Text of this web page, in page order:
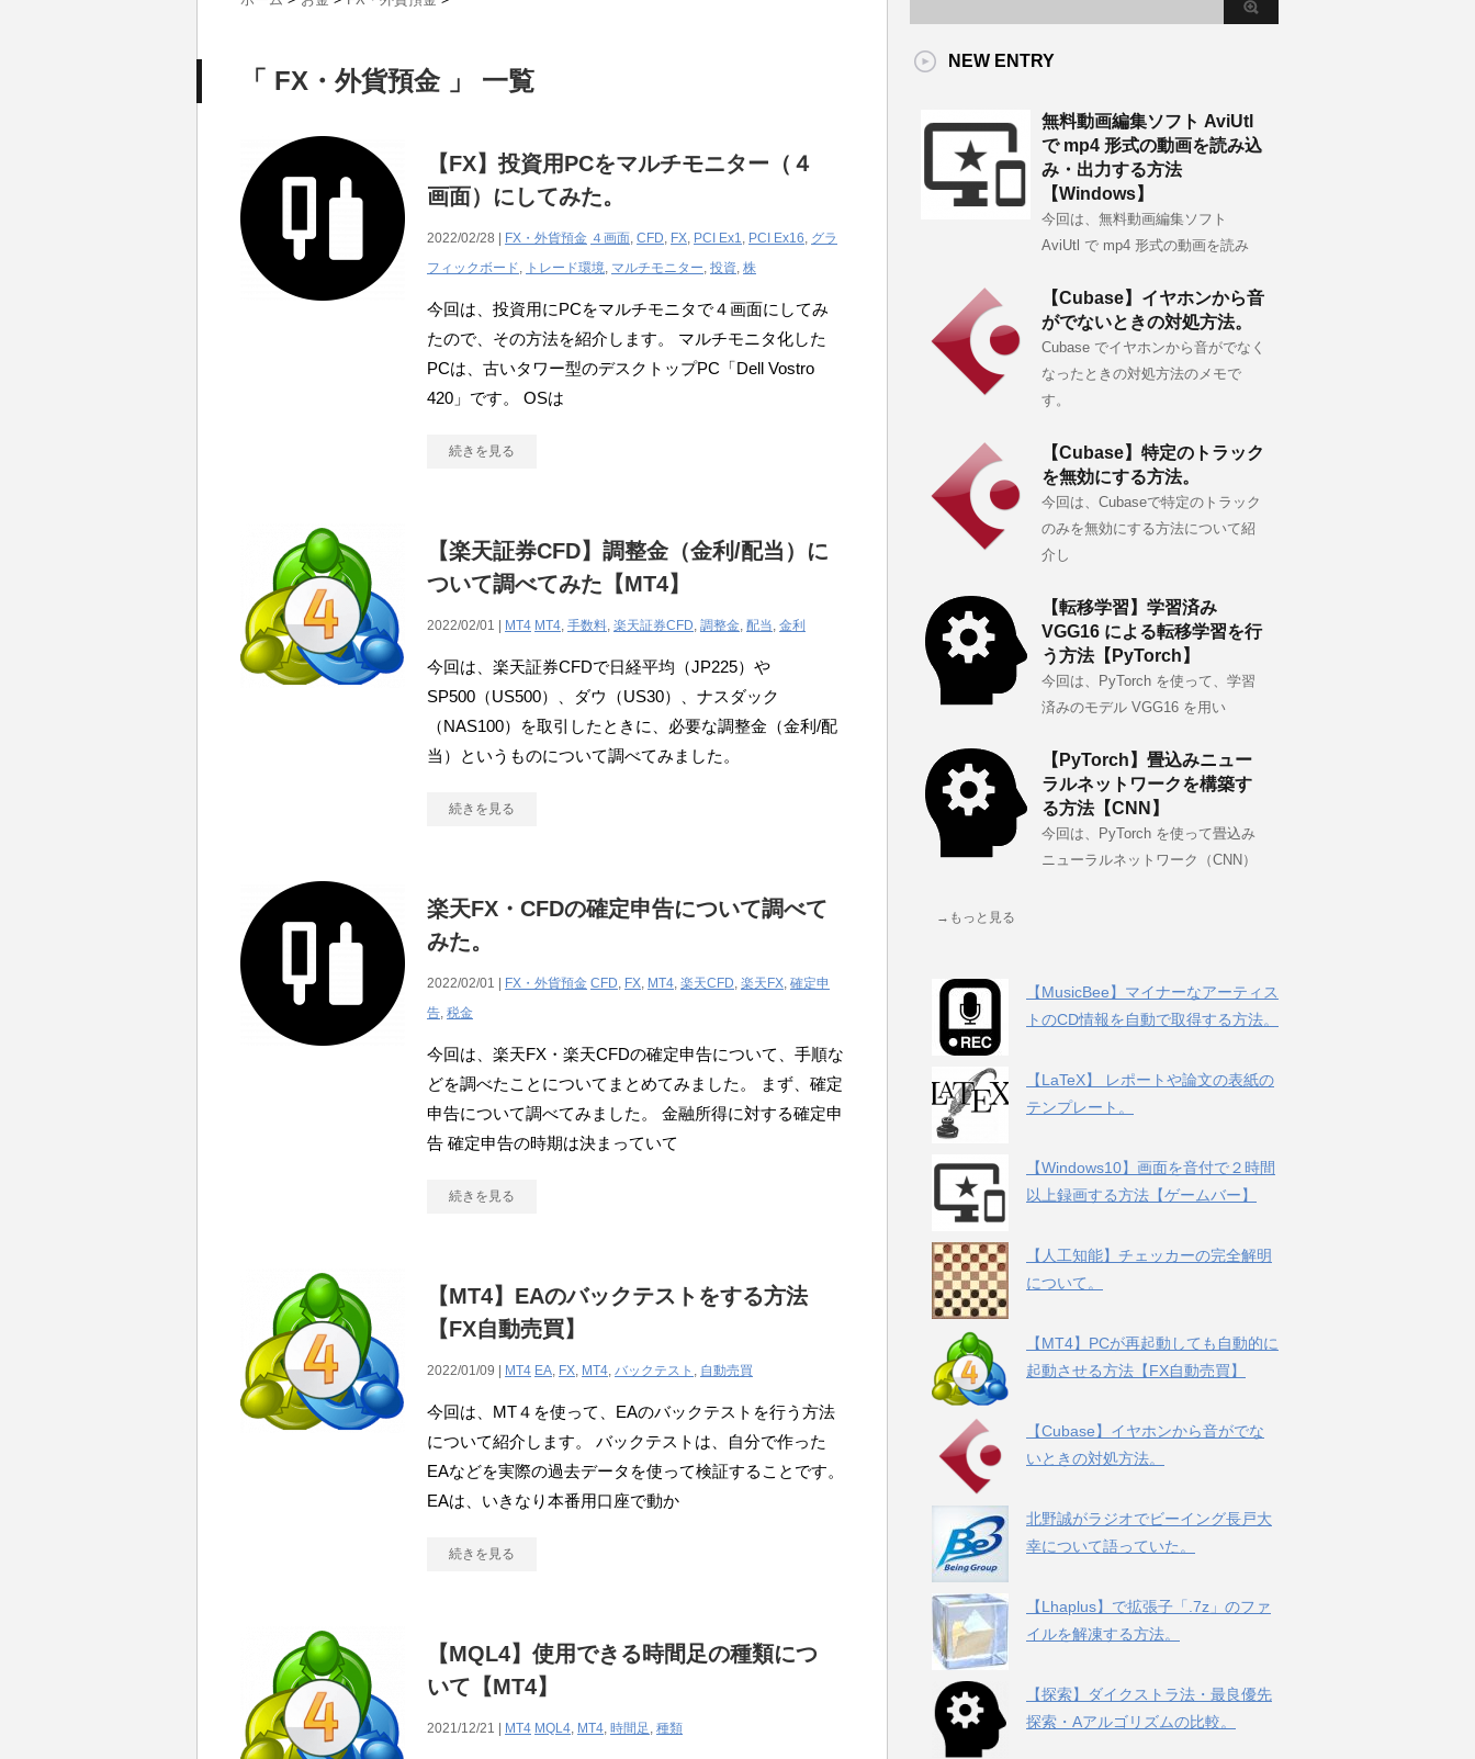
「 FX・外貨預金 」 一覧
【FX】投資用PCをマルチモニター（４
画面）にしてみた。
2022/02/28 | FX・外貨預金 ４画面, CFD, FX, PCI Ex1, PCI Ex16, グラ
フィックボード, トレード環境, マルチモニター, 投資, 株
今回は、投資用にPCをマルチモニタで４画面にしてみ
たので、その方法を紹介します。 マルチモニタ化した
PCは、古いタワー型のデスクトップPC「Dell Vostro
420」です。 OSは
続きを見る
【楽天証券CFD】調整金（金利/配当）に
ついて調べてみた【MT4】
2022/02/01 | MT4 MT4, 手数料, 楽天証券CFD, 調整金, 配当, 金利
今回は、楽天証券CFDで日経平均（JP225）や
SP500（US500）、ダウ（US30）、ナスダック
（NAS100）を取引したときに、必要な調整金（金利/配
当）というものについて調べてみました。
続きを見る
楽天FX・CFDの確定申告について調べて
みた。
2022/02/01 | FX・外貨預金 CFD, FX, MT4, 楽天CFD, 楽天FX, 確定申
告, 税金
今回は、楽天FX・楽天CFDの確定申告について、手順な
どを調べたことについてまとめてみました。 まず、確定
申告について調べてみました。 金融所得に対する確定申
告 確定申告の時期は決まっていて
続きを見る
【MT4】EAのバックテストをする方法
【FX自動売買】
2022/01/09 | MT4 EA, FX, MT4, バックテスト , 自動売買
今回は、MT４を使って、EAのバックテストを行う方法
について紹介します。 バックテストは、自分で作った
EAなどを実際の過去データを使って検証することです。
EAは、いきなり本番用口座で動か
続きを見る
【MQL4】使用できる時間足の種類につ
いて【MT4】
2021/12/21 | MT4 MQL4, MT4, 時間足 , 種類
NEW ENTRY
無料動画編集ソフト AviUtl
で mp4 形式の動画を読み込
み・出力する方法
【Windows】
今回は、無料動画編集ソフト
AviUtl で mp4 形式の動画を読み
【Cubase】イヤホンから音
がでないときの対処方法。
Cubase でイヤホンから音がでなく
なったときの対処方法のメモで
す。
【Cubase】特定のトラック
を無効にする方法。
今回は、Cubaseで特定のトラック
のみを無効にする方法について紹
介し
【転移学習】学習済み
VGG16 による転移学習を行
う方法【PyTorch】
今回は、PyTorch を使って、学習
済みのモデル VGG16 を用い
【PyTorch】畳込みニュー
ラルネットワークを構築す
る方法【CNN】
今回は、PyTorch を使って畳込み
ニューラルネットワーク（CNN）
→もっと見る
【MusicBee】マイナーなアーティス
トのCD情報を自動で取得する方法。
【LaTeX】 レポートや論文の表紙の
テンプレート。
【Windows10】画面を音付で２時間
以上録画する方法【ゲームバー】
【人工知能】チェッカーの完全解明
について。
【MT4】PCが再起動しても自動的に
起動させる方法【FX自動売買】
【Cubase】イヤホンから音がでな
いときの対処方法。
北野誠がラジオでビーイング長戸大
幸について語っていた。
【Lhaplus】で拡張子「.7z」のファ
イルを解凍する方法。
【探索】ダイクストラ法・最良優先
探索・Aアルゴリズムの比較。